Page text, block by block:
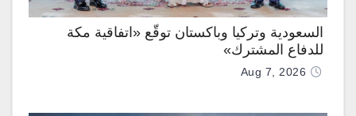
السعودية وتركيا وباكستان توقّع «اتفاقية مكة
للدفاع المشترك»
Aug 7, 2026